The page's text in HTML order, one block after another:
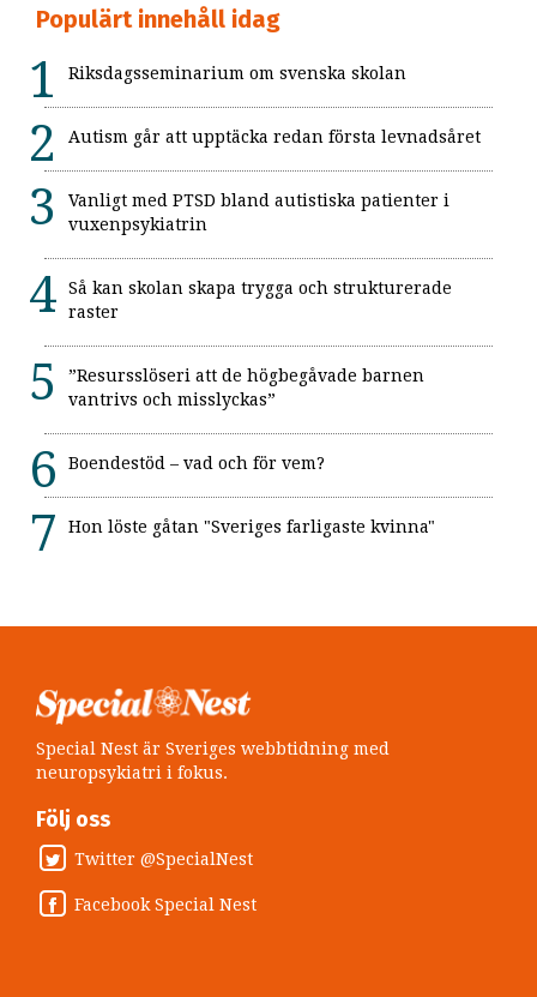
Populärt innehåll idag
Riksdagsseminarium om svenska skolan
Autism går att upptäcka redan första levnadsåret
Vanligt med PTSD bland autistiska patienter i
vuxenpsykiatrin
Så kan skolan skapa trygga och strukturerade
raster
”Resursslöseri att de högbegåvade barnen
vantrivs och misslyckas”
Boendestöd – vad och för vem?
Hon löste gåtan "Sveriges farligaste kvinna"
Special Nest är Sveriges webbtidning med
neuropsykiatri i fokus.
Följ oss
Twitter @SpecialNest
Facebook Special Nest